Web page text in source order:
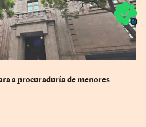
a procuraduría de menores